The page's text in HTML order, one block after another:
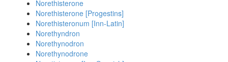
Norethisterone
Norethisterone [Progestins]
Norethisteronum [Inn-Latin]
Norethyndron
Norethynodron
Norethynodrone